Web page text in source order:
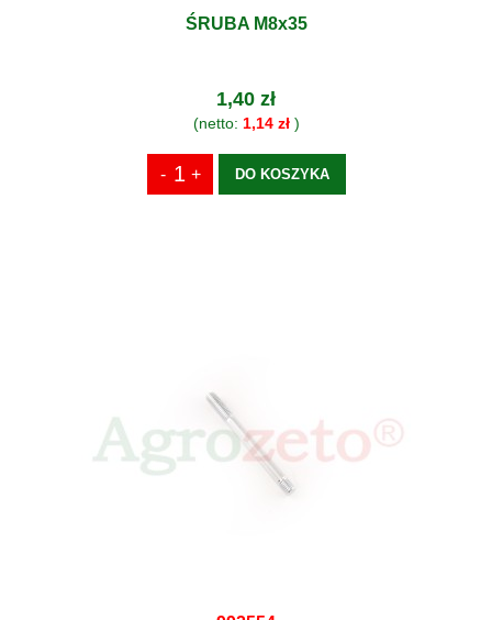
ŚRUBA M8x35
1,40 zł
(netto: 1,14 zł)
DO KOSZYKA